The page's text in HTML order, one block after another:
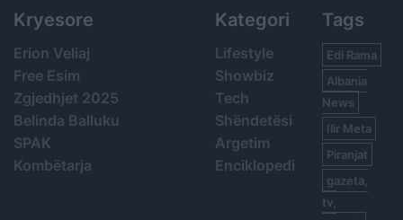
Kryesore
Erion Veliaj
Free Esim
Zgjedhjet 2025
Belinda Balluku
SPAK
Kombëtarja
Kategori
Lifestyle
Showbiz
Tech
Shëndetësi
Argetim
Enciklopedi
Tags
Edi Rama
Albania
News
Ilir Meta
Piranjat
gazeta,
tv,